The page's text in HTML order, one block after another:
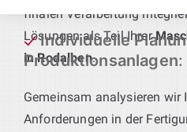
finalen Verarbeitung
Lösungen als Teil Ihrer
in Rodalben.
Individuelle
Produktionsanlagen:
Gemeinsam analysieren wir
Anforderungen in der